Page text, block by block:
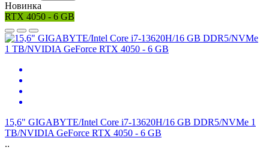
Новинка
RTX 4050 - 6 GB
15,6" GIGABYTE/Intel Core i7-13620H/16 GB DDR5/NVMe 1
TB/NVIDIA GeForce RTX 4050 - 6 GB
..